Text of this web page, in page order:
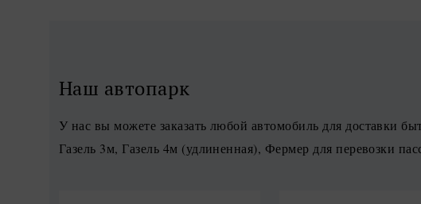
Наш автопарк
У нас вы можете заказать любой автомобиль для доставки
Газель 3м, Газель 4м (удлиненная), Фермер для перевозки